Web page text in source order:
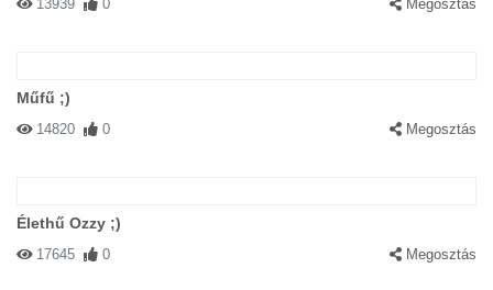
13939 0 Megosztás
Műfű ;)
14820 0 Megosztás
Élethű Ozzy ;)
17645 0 Megosztás